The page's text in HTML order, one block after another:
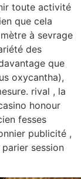
toute activité
que cela
à sevrage
des
que
oxycantha),
rival , la
honour
fesses
publicité ,
session